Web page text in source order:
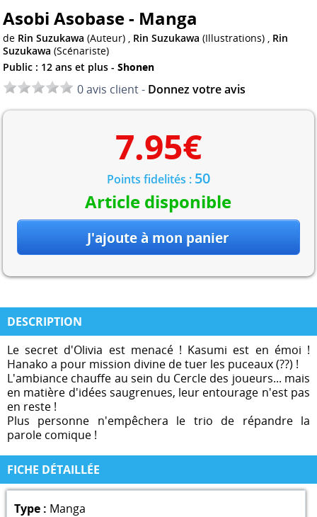
Asobi Asobase - Manga
de Rin Suzukawa (Auteur) , Rin Suzukawa (Illustrations) , Rin
Suzukawa (Scénariste)
Public : 12 ans et plus -Shonen
0 avis client - Donnez votre avis
7.95€
Points fidelités : 50
Article disponible
DESCRIPTION
Le secret d'Olivia est menacé ! Kasumi est en émoi !
Hanako a pour mission divine de tuer les puceaux (??) !
L'ambiance chauffe au sein du Cercle des joueurs... mais
en matière d'idées saugrenues, leur entourage n'est pas
en reste !
Plus personne n'empêchera le trio de répandre la
parole comique !
FICHE DÉTAILLÉE
Type : Manga